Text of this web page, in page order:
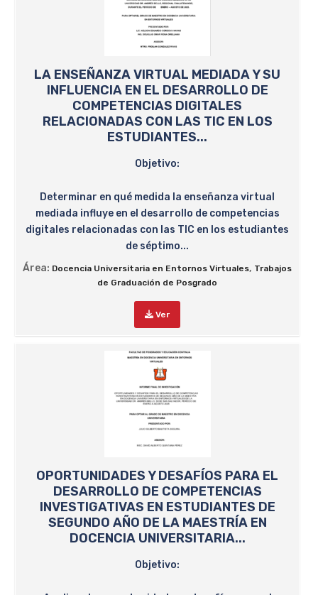
LA ENSEÑANZA VIRTUAL MEDIADA Y SU
INFLUENCIA EN EL DESARROLLO DE
COMPETENCIAS DIGITALES
RELACIONADAS CON LAS TIC EN LOS
ESTUDIANTES...
Objetivo:
Determinar en qué medida la enseñanza virtual
mediada influye en el desarrollo de competencias
digitales relacionadas con las TIC en los estudiantes
de séptimo...
Área: Docencia Universitaria en Entornos Virtuales, Trabajos
de Graduación de Posgrado
Ver
OPORTUNIDADES Y DESAFÍOS PARA EL
DESARROLLO DE COMPETENCIAS
INVESTIGATIVAS EN ESTUDIANTES DE
SEGUNDO AÑO DE LA MAESTRÍA EN
DOCENCIA UNIVERSITARIA...
Objetivo: